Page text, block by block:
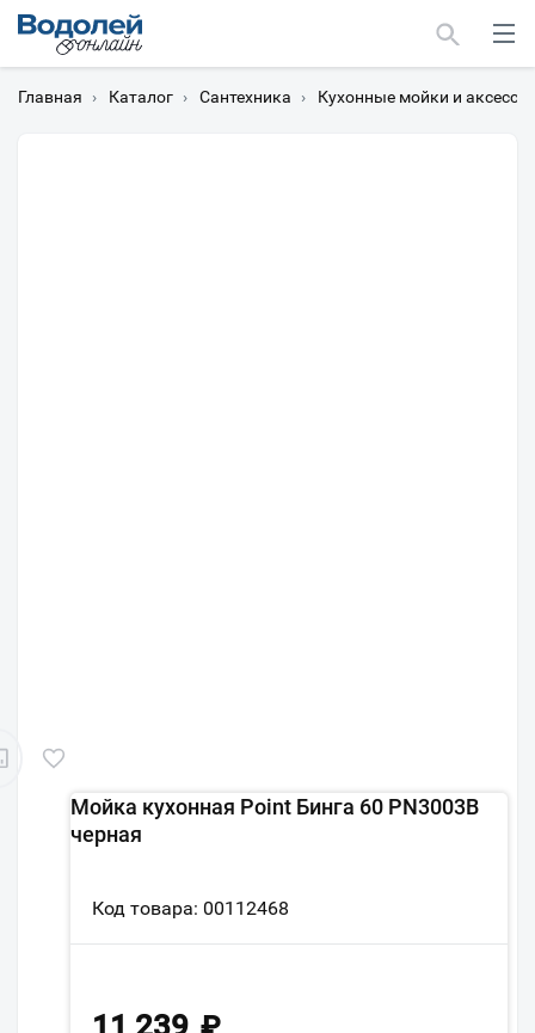
Главная › Каталог › Сантехника › Кухонные мойки и
Мойка кухонная Point Бинга 60 PN3003B
черная
Код товара: 00112468
11 239